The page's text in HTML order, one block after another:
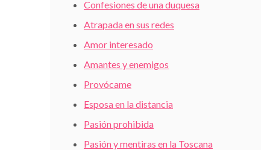
Confesiones de una duquesa
Atrapada en sus redes
Amor interesado
Amantes y enemigos
Provócame
Esposa en la distancia
Pasión prohibida
Pasión y mentiras en la Toscana